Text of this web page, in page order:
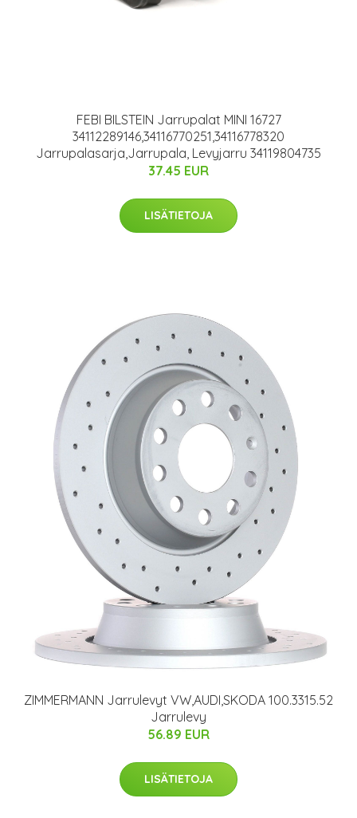
FEBI BILSTEIN Jarrupalat MINI 16727
34112289146,34116770251,34116778320
Jarrupalasarja,Jarrupala, Levyjarru 34119804735
37.45 EUR
LISÄTIETOJA
ZIMMERMANN Jarrulevyt VW,AUDI,SKODA 100.3315.52
Jarrulevy
56.89 EUR
LISÄTIETOJA